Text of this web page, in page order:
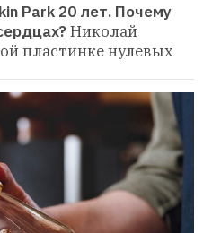
Park 20 лет. Почему
Николай
пластинке нулевых